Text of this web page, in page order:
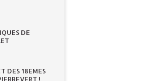
DE
DES 18EMES
!